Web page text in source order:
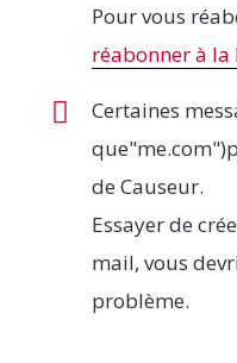
Pour vous
réabonner à la
Certaines
de Causeur.
Essayer de
mail, vous
problème.